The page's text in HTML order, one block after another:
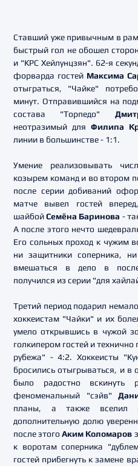
Ставший уже привычным в
быстрый гол не обошел
и "КРС Хейлунцзян". 62-я
форварда гостей Максима
отыграться, "Чайке"
минут. Отправившийся на
состава "Торпедо"
неотразимый для Филипа
линии в большинстве - 1:1.
Умение реализовывать
козырем команд и во втором
после серии добиваний
матче вывел гостей
шайбойСемёна Баринова -
А после этого нечто
Его сольных проход к чужим
ни защитники соперника,
вмешаться в дело в
получился из серии "для
Третий период подарил
хоккеистам "Чайки" и их
умело открывшись в чужой
голкипером гостей и
рубежа" - 4:2. Хоккеисты
бросились отыгрываться, и в
было радостно вскинуть
феноменальный "сэйв"
планы, а также вселил
дополнительную долю
после этогоАким Коломаров
к воротам соперника
гостей прибегнуть к замене